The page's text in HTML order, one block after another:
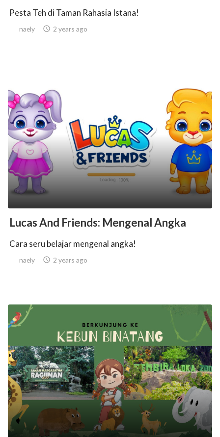
Pesta Teh di Taman Rahasia Istana!
naely  2 years ago
Lucas And Friends: Mengenal Angka
Cara seru belajar mengenal angka!
naely  2 years ago